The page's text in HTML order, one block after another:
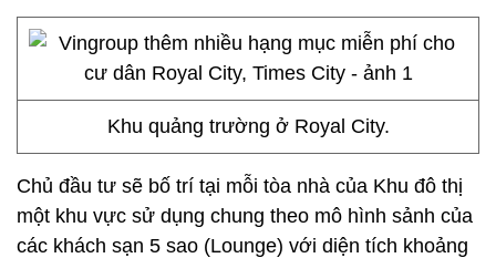
Khu quảng trường ở Royal City.
Chủ đầu tư sẽ bố trí tại mỗi tòa nhà của Khu đô thị
một khu vực sử dụng chung theo mô hình sảnh của
các khách sạn 5 sao (Lounge) với diện tích khoảng